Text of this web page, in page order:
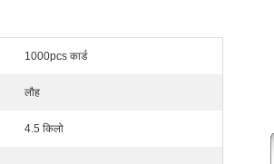
1000pcs कार्ड
लौह
4.5 किलो